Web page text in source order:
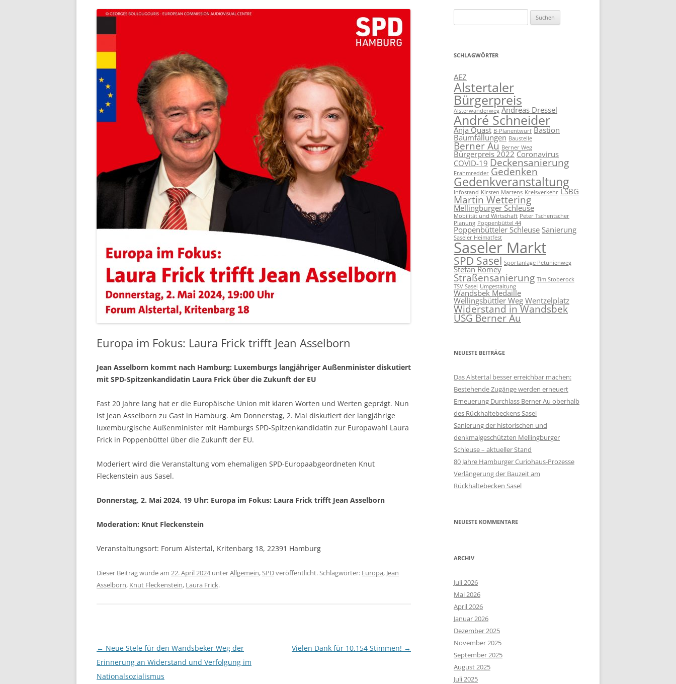
Europa im Fokus: Laura Frick trifft Jean Asselborn
Jean Asselborn kommt nach Hamburg: Luxemburgs langjähriger Außenminister diskutiert
mit SPD-Spitzenkandidatin Laura Frick über die Zukunft der EU
Fast 20 Jahre lang hat er die Europäische Union mit klaren Worten und Werten geprägt. Nun
ist Jean Asselborn zu Gast in Hamburg. Am Donnerstag, 2. Mai diskutiert der langjährige
luxemburgische Außenminister mit Hamburgs SPD-Spitzenkandidatin zur Europawahl Laura
Frick in Poppenbüttel über die Zukunft der EU.
Moderiert wird die Veranstaltung vom ehemaligen SPD-Europaabgeordneten Knut
Fleckenstein aus Sasel.
Donnerstag, 2. Mai 2024, 19 Uhr: Europa im Fokus: Laura Frick trifft Jean Asselborn
Moderation: Knut Fleckenstein
Veranstaltungsort: Forum Alstertal, Kritenbarg 18, 22391 Hamburg
Dieser Beitrag wurde am 22. April 2024unterAllgemein,SPDveröffentlicht. Schlagwörter: Europa, Jean
Asselborn, Knut Fleckenstein, Laura Frick.
Beitragsnavigation
← Neue Stele für den Wandsbeker Weg der
Erinnerung an Widerstand und Verfolgung im
Nationalsozialismus
Vielen Dank für 10.154 Stimmen! →
nach:
SCHLAGWÖRTER
AEZ
Alstertaler
Bürgerpreis
Alsterwanderweg Andreas Dressel
André Schneider
Anja Quast B-Planentwurf Bastion
Baumfällungen Baustelle
Berner Au Berner Weg
Bürgerpreis 2022Coronavirus
COVID-19 Deckensanierung
Frahmredder Gedenken
Gedenkveranstaltung
Infostand Kirsten Martens Kreisverkehr LSBG
Martin Wettering
Mellingburger Schleuse
Mobilität und Wirtschaft Peter Tschentscher
Planung Poppenbüttel 44
Poppenbütteler Schleuse Sanierung
Saseler Heimatfest
Saseler Markt
SPD Sasel Sportanlage Petunienweg
Stefan Romey
Straßensanierung Tim Stoberock
TSV Sasel Umgestaltung
Wandsbek Medaille
Wellingsbüttler WegWentzelplatz
Widerstand in Wandsbek
ÜSG Berner Au
NEUESTE BEITRÄGE
Das Alstertal besser erreichbar machen:
Bestehende Zugänge werden erneuert
Erneuerung Durchlass Berner Au oberhalb
des Rückhalte­beckens Sasel
Sanierung der historischen und
denkmalgeschützten Mellingburger
Schleuse – aktueller Stand
80 Jahre Hamburger Curiohaus-Prozesse
Verlängerung der Bauzeit am
Rückhaltebecken Sasel
NEUESTE KOMMENTARE
ARCHIV
Juli 2026
Mai 2026
April 2026
Januar 2026
Dezember 2025
November 2025
September 2025
August 2025
Juli 2025